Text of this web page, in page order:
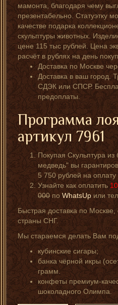
мамонта, благодаря чему
презентабельно. Статуэтку
качестве подарка
скульптуры животных.
цене 115 тыс рублей. Цена
расчёт в рублях на день
Доставка по Москве
Доставка в ваш город.
СДЭК или СПСР.
предоплаты.
Программа
артикул 7961
Покупая Скульптура
медведь" вы
5 750 рублей на
Узнайте как оплатить
000поWhatsUpили
Быстрая доставка по Москве,
страны СНГ.
Мы стараемся делать Вам
кубинские сигары;
банка чёрной икры
грамм.
конфеты премиум-
шоколадного Олимпа.